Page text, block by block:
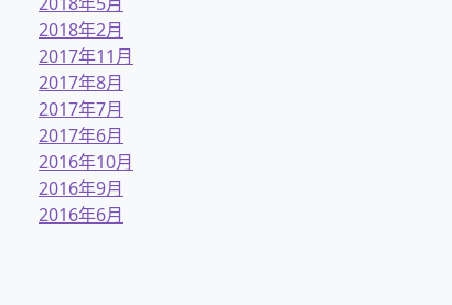
2018年2月
2017年11月
2017年8月
2017年7月
2017年6月
2016年10月
2016年9月
2016年6月